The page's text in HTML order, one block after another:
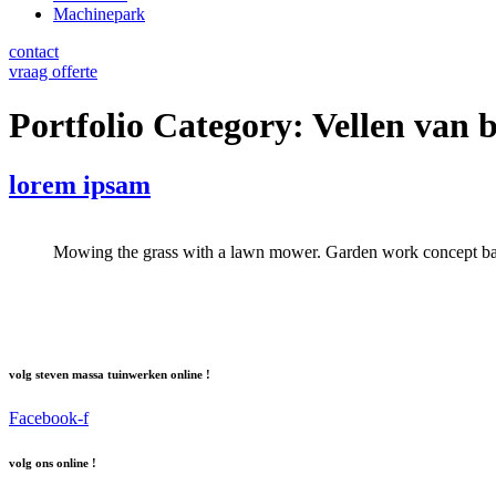
Machinepark
contact
vraag offerte
Portfolio Category: Vellen van
lorem ipsam
Mowing the grass with a lawn mower. Garden work concept
volg steven massa tuinwerken online !
Facebook-f
volg ons online !